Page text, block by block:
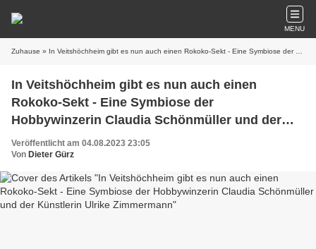
MENU
Zuhause » In Veitshöchheim gibt es nun auch einen Rokoko-Sekt - Eine Symbiose der Hobbywinzerin Claudia Schönmüller und der Künstlerin Ulrike Zimmermann
In Veitshöchheim gibt es nun auch einen
Rokoko-Sekt - Eine Symbiose der
Hobbywinzerin Claudia Schönmüller und der
Künstlerin Ulrike Zimmermann
Veröffentlicht am 04.08.2023 23:05
Von Dieter Gürz